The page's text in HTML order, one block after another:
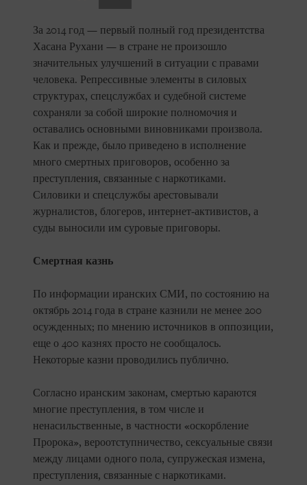
DOWNLOAD
За 2014 год — первый полный год президентства
Хасана Рухани — в стране не произошло
значительных улучшений в ситуации с правами
человека. Репрессивные элементы в силовых
структурах, спецслужбах и судебной системе
сохраняли за собой широкие полномочия и
оставались основными виновниками произвола.
Как и прежде, было приведено в исполнение
много смертных приговоров, особенно за
преступления, связанные с наркотиками.
Силовики и спецслужбы арестовывали
журналистов, блогеров, интернет-активистов, а
суды выносили им суровые приговоры.
Смертная казнь
По информации иранских СМИ, по состоянию на
октябрь 2014 года в стране казнили не менее 200
осужденных; по мнению источников в оппозиции,
еще о 400 казнях просто не сообщалось.
Некоторые казни проводились публично.
Согласно иранским законам, смертью караются
многие преступления, в том числе и
ненасильственные, в частности «оскорбление
Пророка», вероотступничество, сексуальные связи
между лицами одного пола, супружеская измена,
преступления, связанные с наркотиками.